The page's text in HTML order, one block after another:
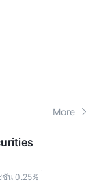
More
น 0.25%